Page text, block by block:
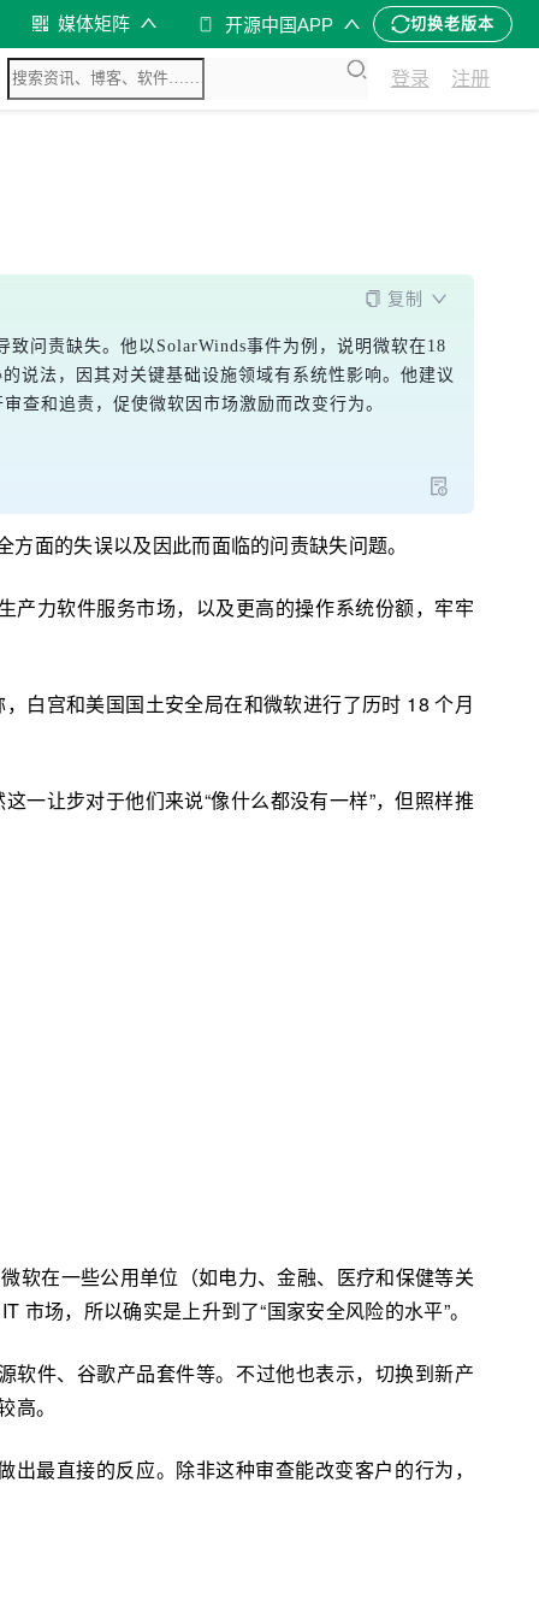
媒体矩阵 开源中国APP 切换老版本
登录 注册
复制
问责缺失。他以SolarWinds事件为例，说明微软在18
说法，因其对关键基础设施领域有系统性影响。他建议
查和追责，促使微软因市场激励而改变行为。
面的失误以及因此而面临的问责缺失问题。
产力软件服务市场，以及更高的操作系统份额，牢牢
白宫和美国国土安全局在和微软进行了历时 18 个月
一让步对于他们来说“像什么都没有一样”，但照样推
软在一些公用单位（如电力、金融、医疗和保健等关
场，所以确实是上升到了“国家安全风险的水平”。
软件、谷歌产品套件等。不过他也表示，切换到新产
。
最直接的反应。除非这种审查能改变客户的行为，